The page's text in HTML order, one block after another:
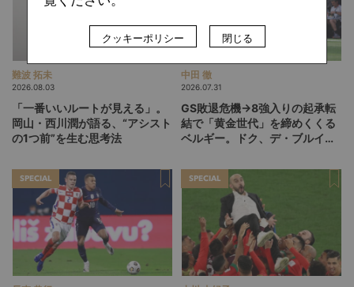
難波 拓未
2026.08.03
「一番いいルートが見える」。
岡山・西川潤が語る、“アシスト
の1つ前”を生む思考法
中田 徹
2026.07.31
GS敗退危機→8強入りの起承転
結で「黄金世代」を締めくくる
ベルギー。ドク、デ・ブルイネ
ディ・ガルシア劇場の裏側
SPECIAL SPECIAL
クッキーポリシー 閉じる